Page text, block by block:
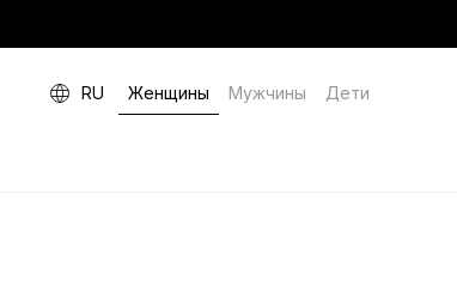
RU Женщины Мужчины Дети